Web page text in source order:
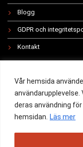
Vår hemsida
deras användning
hemsidan. Läs mer
Blogg
GDPR och
Kontakt